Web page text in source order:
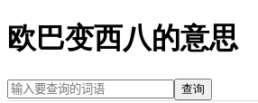
欧巴变西八的意思
查询